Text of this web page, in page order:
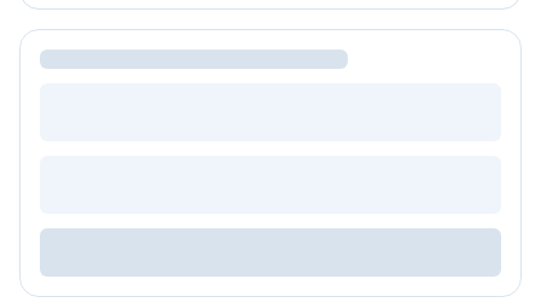
Ceai
Bacanie
Despre noi
Livrare